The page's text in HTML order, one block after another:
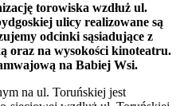
torowiska wzdłuż ul.
ulicy realizowane są
odcinki sąsiadujące z
oraz na wysokości kinoteatru.
na Babiej Wsi.
na ul. Toruńskiej jest